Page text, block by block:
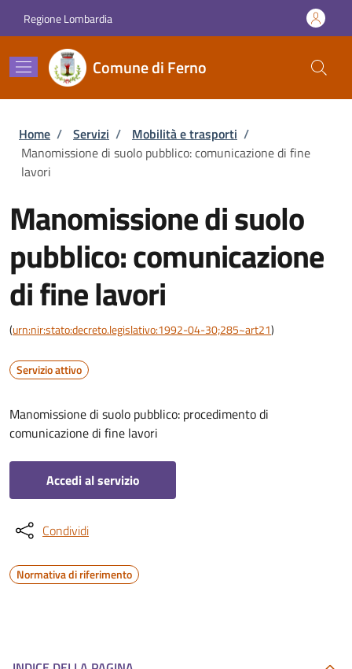
Regione Lombardia
Comune di Ferno
Briciole di pane
Home / Servizi / Mobilità e trasporti /
Manomissione di suolo pubblico: comunicazione di fine
lavori
Manomissione di suolo
pubblico: comunicazione
di fine lavori
(urn:nir:stato:decreto.legislativo:1992-04-30;285~art21)
Servizio attivo
Manomissione di suolo pubblico: procedimento di
comunicazione di fine lavori
Accedi al servizio
Condividi
Normativa di riferimento